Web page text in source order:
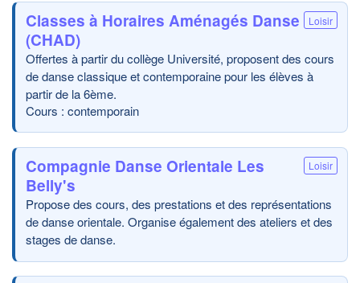
Classes à Horaires Aménagés Danse
(CHAD)
Loisir
Offertes à partir du collège Université, proposent des cours
de danse classique et contemporaine pour les élèves à
partir de la 6ème.
Cours : contemporain
Compagnie Danse Orientale Les
Belly's
Loisir
Propose des cours, des prestations et des représentations
de danse orientale. Organise également des ateliers et des
stages de danse.